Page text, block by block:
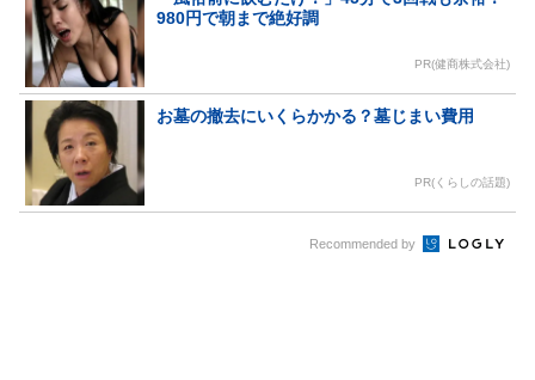
980円で朝まで絶好調
PR(健商株式会社)
お墓の撤去にいくらかかる？墓じまい費用
PR(くらしの話題)
Recommended by